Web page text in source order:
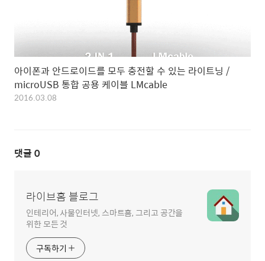
아이폰과 안드로이드를 모두 충전할 수 있는 라이트닝 /
microUSB 통합 공용 케이블 LMcable
2016.03.08
댓글 0
라이브홈 블로그
인테리어, 사물인터넷, 스마트홈, 그리고 공간을
위한 모든 것
구독하기